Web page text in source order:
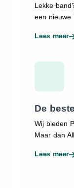
Lekke
een nieuwe
Lees meer
De
Wij bieden
Maar dan
Lees meer